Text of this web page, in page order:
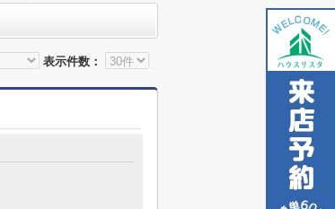
表示件数：